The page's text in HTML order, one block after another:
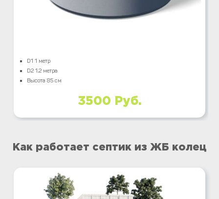
D1 1 метр
D2 1.2 метра
Высота 85 см
3500 Руб.
Как работает септик из ЖБ колец